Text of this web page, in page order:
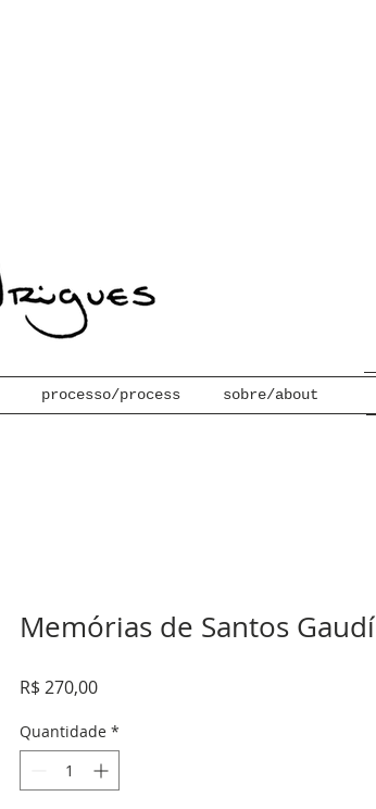
processo/process sobre/about
Memórias de Santos Gaudí
R$ 270,00Preço
Quantidade *